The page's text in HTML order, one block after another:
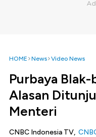
HOME News Video News
Purbaya Blak-
Alasan
Menteri
CNBC Indonesia TV,